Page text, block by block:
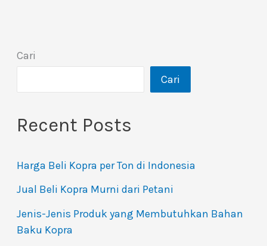
Cari
Cari
Recent Posts
Harga Beli Kopra per Ton di Indonesia
Jual Beli Kopra Murni dari Petani
Jenis-Jenis Produk yang Membutuhkan Bahan
Baku Kopra